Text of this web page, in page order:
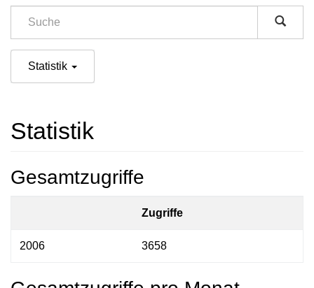
der
Statistik
Statistik
Gesamtzugriffe
Zugriffe
2006 3658